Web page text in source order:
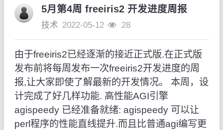
5月第4周 freeiris2 开发进度周报
技术 2022-05-12 28
由于freeiris2已经逐渐的接近正式版.在正式版
发布前将每周发布一次freeiris2开发进度的周
报,让大家即使了解最新的开发情况。 本周，设
计完成了好几样功能. 高性能AGI引擎
agispeedy 已经准备就绪: agispeedy 可以让
perl程序的性能直线提升.而且比普通agi编写更